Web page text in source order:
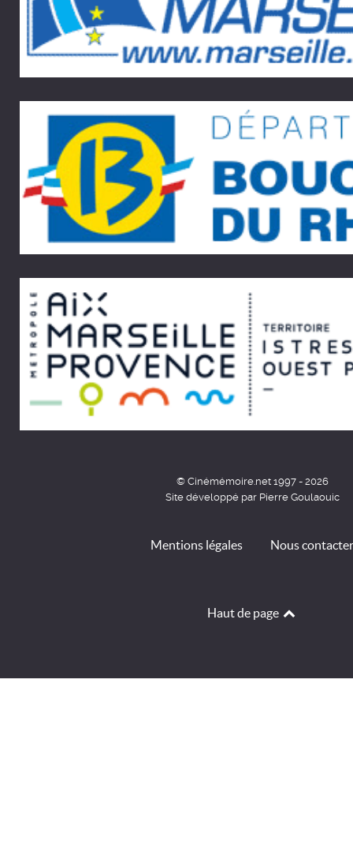
© Cinémémoire.net 1997 - 2026
Site développé par Pierre Goulaouic
Mentions légales Nous contacter
Haut de page